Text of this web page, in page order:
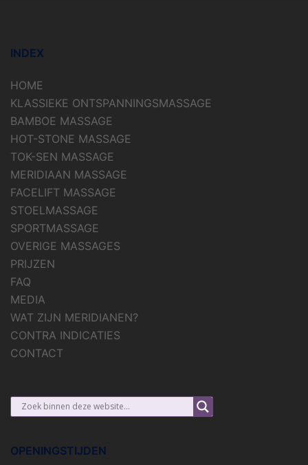
INDEX
HOME
KLASSIEKE ONTSPANNINGSMASSAGE
BAMBOE MASSAGE
HOT-STONE MASSAGE
TOK-SEN MASSAGE
MERIDIAAN MASSAGE
FACELIFT MASSAGE
STOELMASSAGE
SPORTMASSAGE
OVERIGE MASSAGES
PRIJZEN
FAQ
MEDIA
WAT ZIJN MERIDIANEN?
CONTRA INDICATIES
CONTACT
OPENINGSTIJDEN